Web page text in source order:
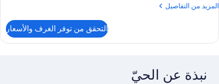
المزيد من التفاصيل
المزيد
Standard
التحقق من توفر الغرف والأسعار
نبذة عن الحيّ